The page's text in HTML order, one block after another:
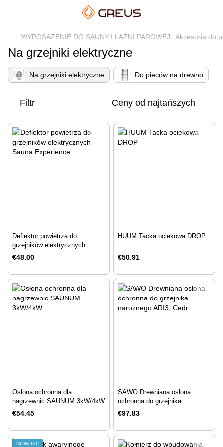
WYPOSAŻENIE DO SAUNY I ŁAŹNI PAROWEJ Akcesoria do
Na grzejniki elektryczne
Na grzejniki elektryczne Do pieców na drewno
Filtr Ceny od najtańszych
Deflektor powietrza do
grzejników elektrycznych
Sauna Experience
€48.00
HUUM Tacka ociekowa DROP
€50.91
Osłona ochronna dla
nagrzewnic SAUNUM 3kW/4kW
€54.45
SAWO Drewniana osłona
ochronna do grzejnika
narożnego ARI3, Cedr
€97.83
NOWOŚĆ